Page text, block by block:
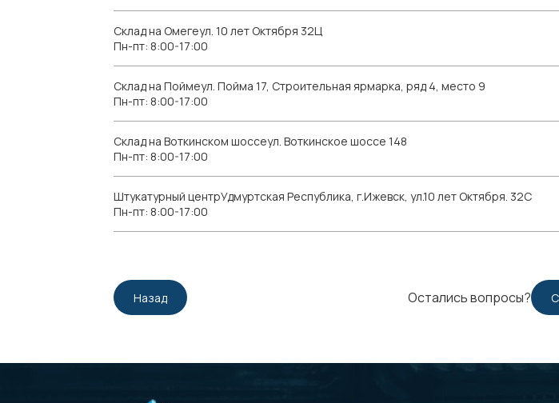
Склад на Омегеул. 10 лет Октября 32Ц
Пн-пт: 8:00-17:00
Склад на Поймеул. Пойма 17, Строительная ярмарка, ряд 4, место 9
Пн-пт: 8:00-17:00
Склад на Воткинском шоссеул. Воткинское шоссе 148
Пн-пт: 8:00-17:00
Штукатурный центрУдмуртская Республика, г.Ижевск, ул.10 лет Октября. 32С
Пн-пт: 8:00-17:00
Остались вопросы?
Назад